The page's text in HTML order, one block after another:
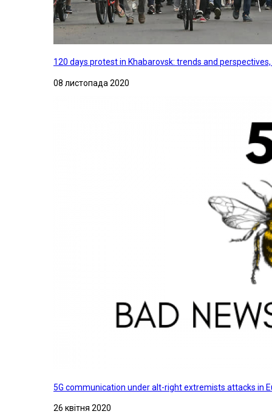
120 days protest in Khabarovsk: trends and
08 листопада 2020
5G communication under alt-right extremists attacks in
26 квітня 2020